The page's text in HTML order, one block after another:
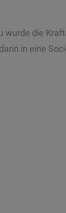
die
in eine